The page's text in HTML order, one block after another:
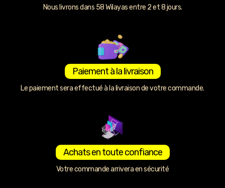
Nous livrons dans 58 Wilayas entre 2 et 8 jours.
Paiement à la livraison
Le paiement sera effectué à la livraison de votre commande.
Achats en toute confiance
Votre commande arrivera en sécurité